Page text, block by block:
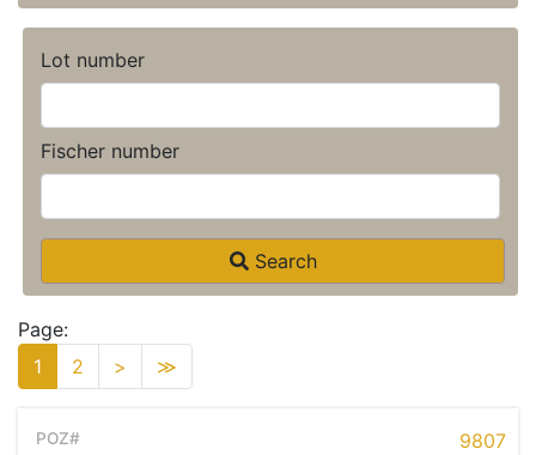
Lot number
Fischer number
Search
Page:
1
2 > ≫
9807